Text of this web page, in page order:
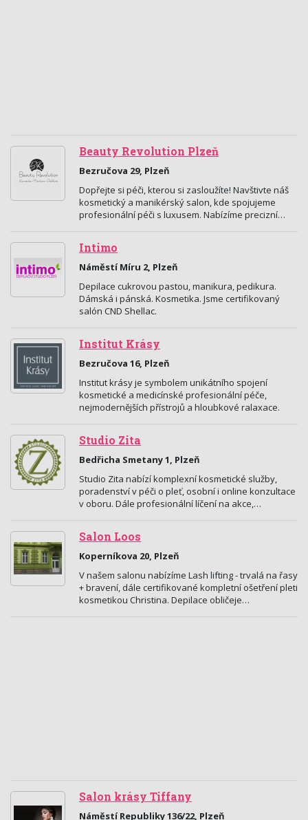
Beauty Revolution Plzeň
Bezručova 29, Plzeň
Dopřejte si péči, kterou si zasloužíte! Navštivte náš
kosmetický a manikérský salon, kde spojujeme
profesionální péči s luxusem. Nabízíme precizní…
Intimo
Náměstí Míru 2, Plzeň
Depilace cukrovou pastou, manikura, pedikura.
Dámská i pánská. Kosmetika. Jsme certifikovaný
salón CND Shellac.
Institut Krásy
Bezručova 16, Plzeň
Institut krásy je symbolem unikátního spojení
kosmetické a medicínské profesionální péče,
nejmodernějších přístrojů a hloubkové ralaxace.
Studio Zita
Bedřicha Smetany 1, Plzeň
Studio Zita nabízí komplexní kosmetické služby,
poradenství v péči o pleť, osobní i online konzultace
v oboru. Dále profesionální líčení na akce,…
Salon Loos
Koperníkova 20, Plzeň
V našem salonu nabízíme Lash lifting - trvalá na řasy
+ bravení, dále certifikované kompletní ošetření pleti
kosmetikou Christina. Depilace obličeje…
Salon krásy Tiffany
Náměstí Republiky 136/22, Plzeň